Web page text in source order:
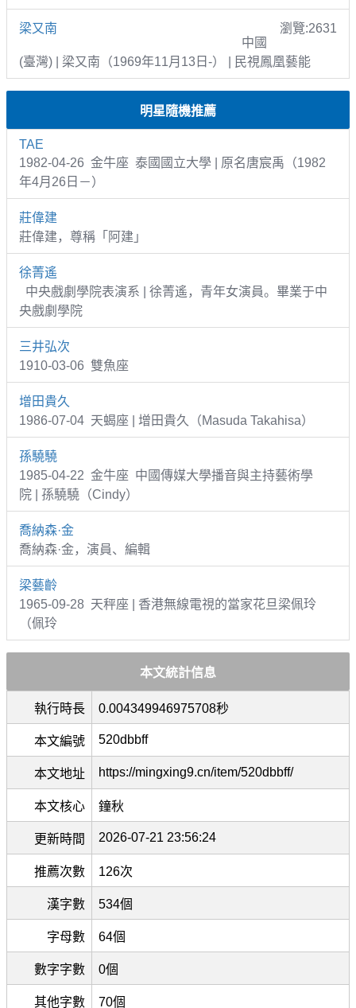
梁又南
瀏覽:2631
中國
(臺灣) | 梁又南（1969年11月13日-） | 民視鳳凰藝能
明星隨機推薦
TAE
1982-04-26 金牛座 泰國國立大學 | 原名唐宸禹（1982
年4月26日－）
莊偉建
莊偉建，尊稱「阿建」
徐菁遙
中央戲劇學院表演系 | 徐菁遙，青年女演員。畢業于中
央戲劇學院
三井弘次
1910-03-06 雙魚座
增田貴久
1986-07-04 天蝎座 | 增田貴久（Masuda Takahisa）
孫驍驍
1985-04-22 金牛座 中國傳媒大學播音與主持藝術學
院 | 孫驍驍（Cindy）
喬納森·金
喬納森·金，演員、編輯
梁藝齡
1965-09-28 天秤座 | 香港無線電視的當家花旦梁佩玲
（佩玲
本文統計信息
執行時長 0.004349946975708秒
本文編號 520dbbff
本文地址 https://mingxing9.cn/item/520dbbff/
本文核心 鐘秋
更新時間 2026-07-21 23:56:24
推薦次數 126次
漢字數 534個
字母數 64個
數字字數 0個
其他字數 70個